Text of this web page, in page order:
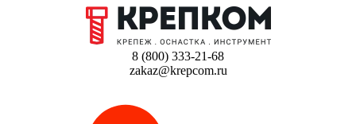
8 (800) 333-21-68
zakaz@krepcom.ru